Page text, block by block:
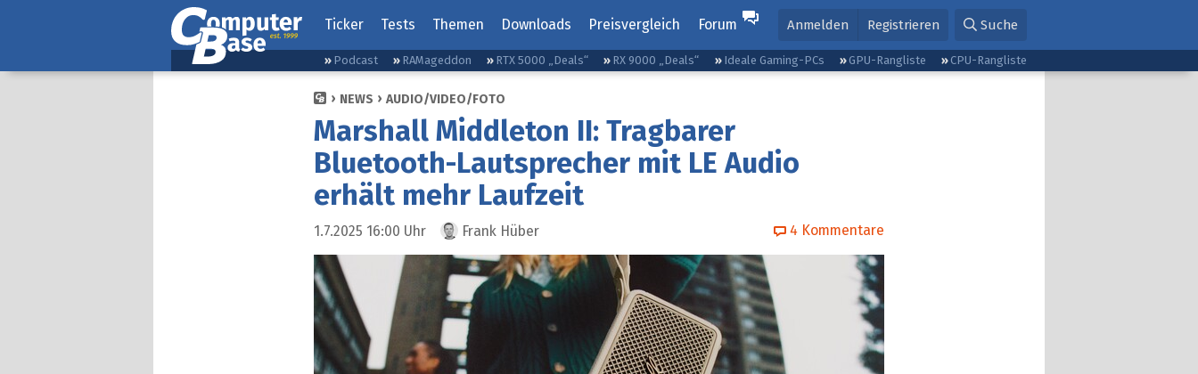
Ticker Tests Themen Downloads Preisvergleich Forum Anmelden Registrieren Suche
Podcast RAMageddon RTX 5000 „Deals“ RX 9000 „Deals“ Ideale Gaming-PCs GPU-Rangliste CPU-Rangliste
NEWS AUDIO/VIDEO/FOTO
Marshall Middleton II: Tragbarer
Bluetooth-Lautsprecher mit LE Audio
erhält mehr Laufzeit
1.7.2025 16:00 Uhr Frank Hüber 4 Kommentare